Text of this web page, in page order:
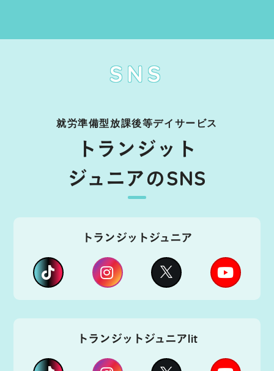
SNS
就労準備型放課後等デイサービス
トランジット
ジュニアのSNS
トランジットジュニア
トランジットジュニアlit